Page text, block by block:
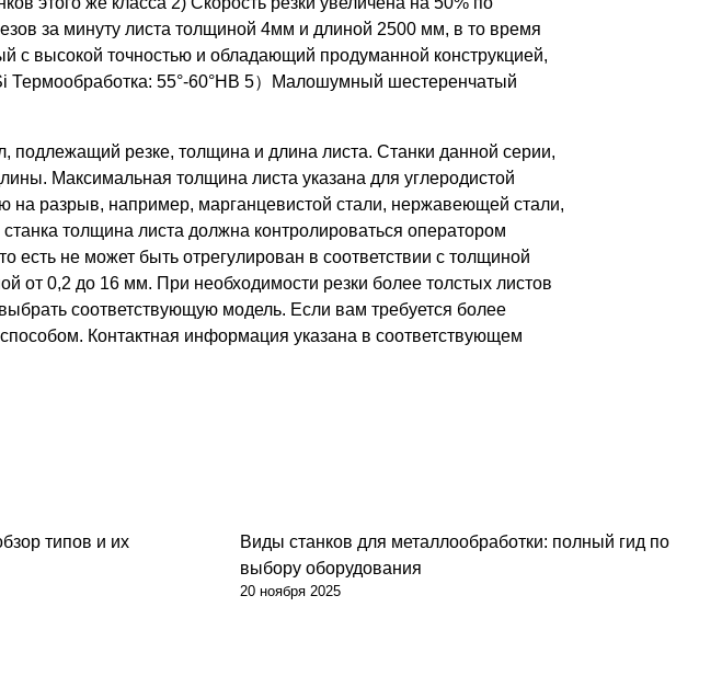
за минуту листа толщиной 4мм и длиной 2500 мм, в то время
с высокой точностью и обладающий продуманной конструкцией,
Термообработка: 55°-60°HB 5）Малошумный шестеренчатый
резке, толщина и длина листа. Станки данной серии,
Максимальная толщина листа указана для углеродистой
на разрыв, например, марганцевистой стали, нержавеющей стали,
толщина листа должна контролироваться оператором
есть не может быть отрегулирован в соответствии с толщиной
от 0,2 до 16 мм. При необходимости резки более толстых листов
соответствующую модель. Если вам требуется более
Контактная информация указана в соответствующем
типов и их
Виды станков для металлообработки: полный гид по
выбору оборудования
20 ноября 2025